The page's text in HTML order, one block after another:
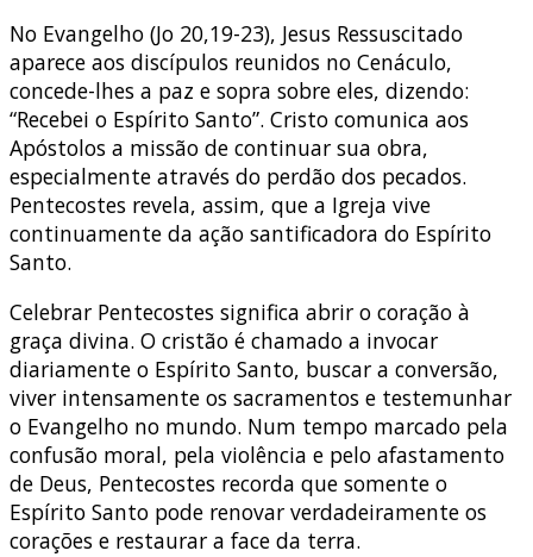
No Evangelho (Jo 20,19-23), Jesus Ressuscitado
aparece aos discípulos reunidos no Cenáculo,
concede-lhes a paz e sopra sobre eles, dizendo:
“Recebei o Espírito Santo”. Cristo comunica aos
Apóstolos a missão de continuar sua obra,
especialmente através do perdão dos pecados.
Pentecostes revela, assim, que a Igreja vive
continuamente da ação santificadora do Espírito
Santo.
Celebrar Pentecostes significa abrir o coração à
graça divina. O cristão é chamado a invocar
diariamente o Espírito Santo, buscar a conversão,
viver intensamente os sacramentos e testemunhar
o Evangelho no mundo. Num tempo marcado pela
confusão moral, pela violência e pelo afastamento
de Deus, Pentecostes recorda que somente o
Espírito Santo pode renovar verdadeiramente os
corações e restaurar a face da terra.